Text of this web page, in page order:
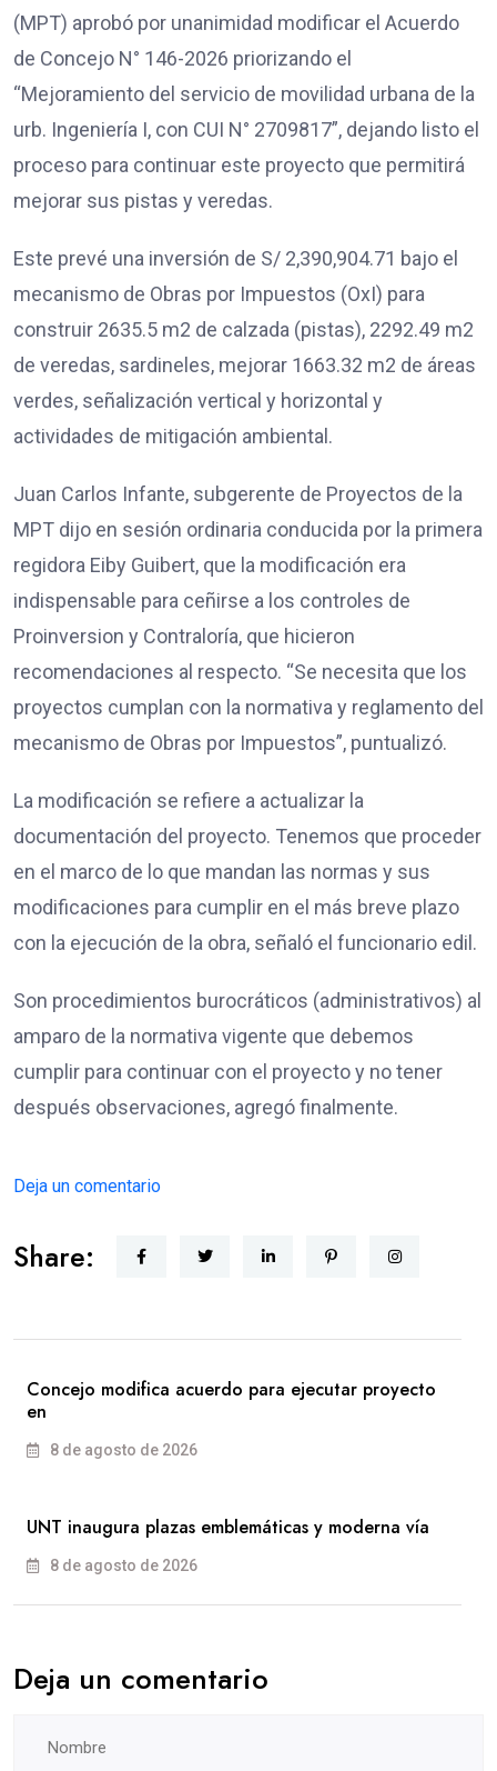
(MPT) aprobó por unanimidad modificar el Acuerdo
de Concejo N° 146-2026 priorizando el
“Mejoramiento del servicio de movilidad urbana de la
urb. Ingeniería I, con CUI N° 2709817”, dejando listo el
proceso para continuar este proyecto que permitirá
mejorar sus pistas y veredas.
Este prevé una inversión de S/ 2,390,904.71 bajo el
mecanismo de Obras por Impuestos (OxI) para
construir 2635.5 m2 de calzada (pistas), 2292.49 m2
de veredas, sardineles, mejorar 1663.32 m2 de áreas
verdes, señalización vertical y horizontal y
actividades de mitigación ambiental.
Juan Carlos Infante, subgerente de Proyectos de la
MPT dijo en sesión ordinaria conducida por la primera
regidora Eiby Guibert, que la modificación era
indispensable para ceñirse a los controles de
Proinversion y Contraloría, que hicieron
recomendaciones al respecto. “Se necesita que los
proyectos cumplan con la normativa y reglamento del
mecanismo de Obras por Impuestos”, puntualizó.
La modificación se refiere a actualizar la
documentación del proyecto. Tenemos que proceder
en el marco de lo que mandan las normas y sus
modificaciones para cumplir en el más breve plazo
con la ejecución de la obra, señaló el funcionario edil.
Son procedimientos burocráticos (administrativos) al
amparo de la normativa vigente que debemos
cumplir para continuar con el proyecto y no tener
después observaciones, agregó finalmente.
Deja un comentario
Share:
Concejo modifica acuerdo para ejecutar proyecto
en
8 de agosto de 2026
UNT inaugura plazas emblemáticas y moderna vía
8 de agosto de 2026
Deja un comentario